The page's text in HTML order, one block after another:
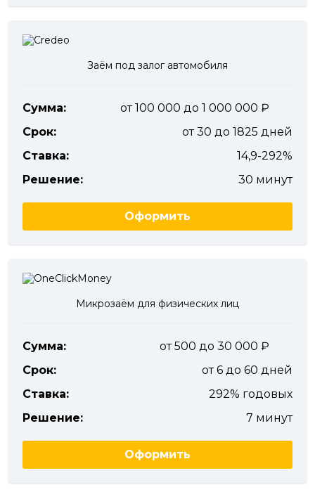
Заём под залог автомобиля
Сумма:
от 100 000 до 1 000 000
Срок:
от 30 до 1825 дней
Ставка:
14,9-292%
Решение:
30 минут
Оформить
Микрозаём для физических лиц
Сумма:
от 500 до 30 000
Срок:
от 6 до 60 дней
Ставка:
292% годовых
Решение:
7 минут
Оформить